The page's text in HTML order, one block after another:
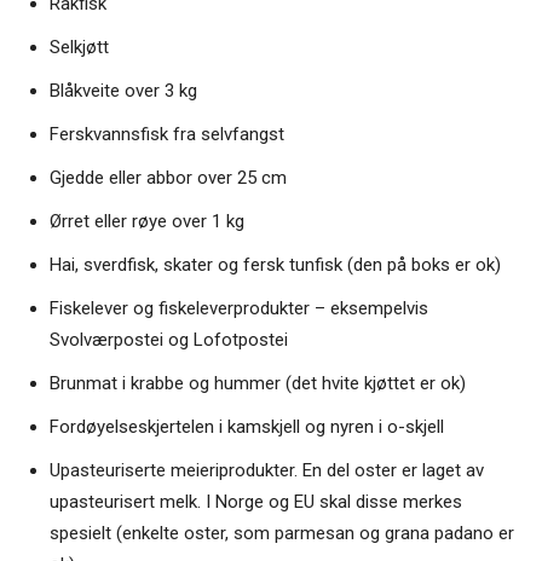
Selkjøtt
Blåkveite over 3 kg
Ferskvannsfisk fra selvfangst
Gjedde eller abbor over 25 cm
Ørret eller røye over 1 kg
Hai, sverdfisk, skater og fersk tunfisk (den på boks er ok)
Fiskelever og fiskeleverprodukter – eksempelvis
Svolværpostei og Lofotpostei
Brunmat i krabbe og hummer (det hvite kjøttet er ok)
Fordøyelseskjertelen i kamskjell og nyren i o-skjell
Upasteuriserte meieriprodukter. En del oster er laget av
upasteurisert melk. I Norge og EU skal disse merkes
spesielt (enkelte oster, som parmesan og grana padano er